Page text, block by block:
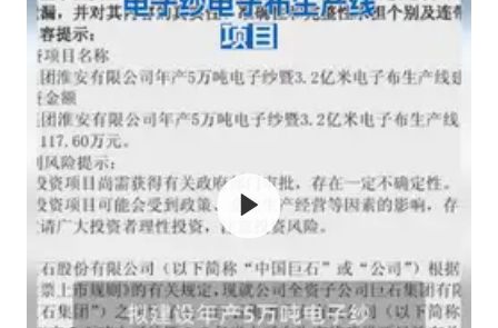
黄金牛市回来了吗
全民健身事业高质量发展
乐享全民健身 共筑健康中国